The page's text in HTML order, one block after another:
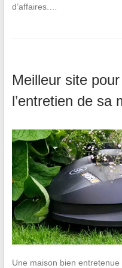
d’affaires.…
Meilleur site
l’entretien de sa
Une maison bien